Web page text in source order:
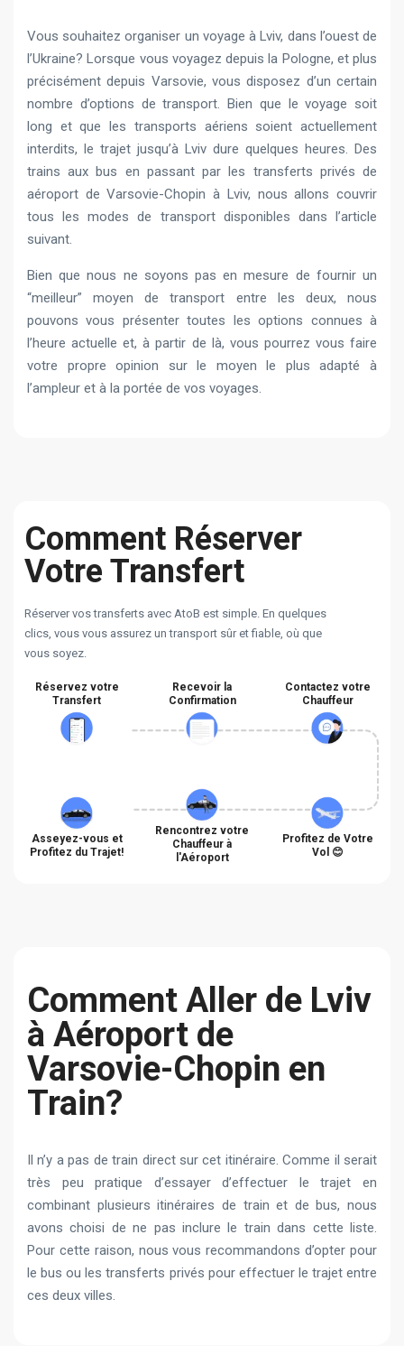
Vous souhaitez organiser un voyage à Lviv, dans l’ouest de
l’Ukraine? Lorsque vous voyagez depuis la Pologne, et plus
précisément depuis Varsovie, vous disposez d’un certain
nombre d’options de transport. Bien que le voyage soit
long et que les transports aériens soient actuellement
interdits, le trajet jusqu’à Lviv dure quelques heures. Des
trains aux bus en passant par les transferts privés de
aéroport de Varsovie-Chopin à Lviv, nous allons couvrir
tous les modes de transport disponibles dans l’article
suivant.
Bien que nous ne soyons pas en mesure de fournir un
“meilleur” moyen de transport entre les deux, nous
pouvons vous présenter toutes les options connues à
l’heure actuelle et, à partir de là, vous pourrez vous faire
votre propre opinion sur le moyen le plus adapté à
l’ampleur et à la portée de vos voyages.
Comment Réserver
Votre Transfert
Réserver vos transferts avec AtoB est simple. En quelques
clics, vous vous assurez un transport sûr et fiable, où que
vous soyez.
Réservez votre
Transfert
Recevoir la
Confirmation
Contactez votre
Chauffeur
Asseyez-vous et
Profitez du Trajet!
Rencontrez votre
Chauffeur à
l'Aéroport
Profitez de Votre
Vol 😊
Сomment Aller de Lviv
à Aéroport de
Varsovie-Chopin en
Train?
Il n’y a pas de train direct sur cet itinéraire. Comme il serait
très peu pratique d’essayer d’effectuer le trajet en
combinant plusieurs itinéraires de train et de bus, nous
avons choisi de ne pas inclure le train dans cette liste.
Pour cette raison, nous vous recommandons d’opter pour
le bus ou les transferts privés pour effectuer le trajet entre
ces deux villes.